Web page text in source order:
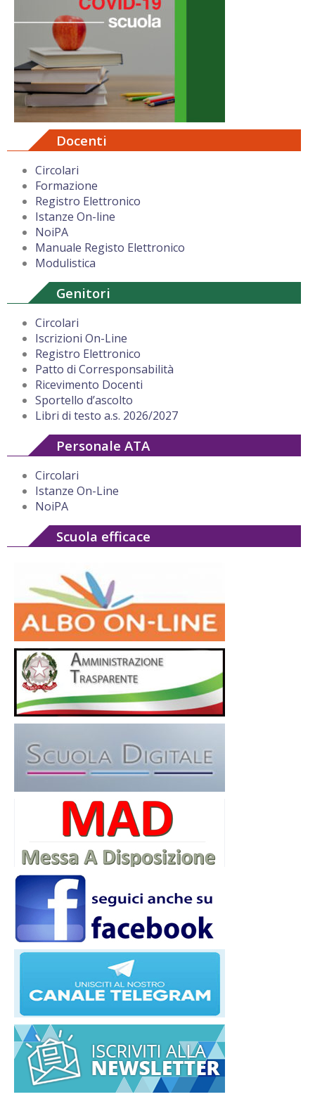
Docenti
Circolari
Formazione
Registro Elettronico
Istanze On-line
NoiPA
Manuale Registo Elettronico
Modulistica
Genitori
Circolari
Iscrizioni On-Line
Registro Elettronico
Patto di Corresponsabilità
Ricevimento Docenti
Sportello d’ascolto
Libri di testo a.s. 2026/2027
Personale ATA
Circolari
Istanze On-Line
NoiPA
Scuola efficace